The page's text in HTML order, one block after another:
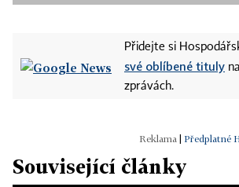
Přidejte si
své oblíbené tituly
zprávách.
Předplatné
Související články